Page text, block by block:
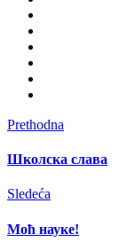
Prethodna
Школска слава
Sledeća
Моћ науке!